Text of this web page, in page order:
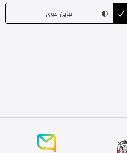
تباين قوي